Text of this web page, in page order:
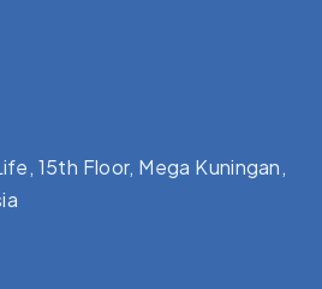
15th Floor, Mega Kuningan,